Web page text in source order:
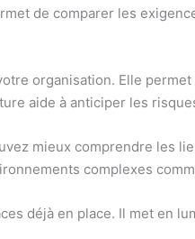
de comparer les
organisation. Elle
aide à anticiper les
mieux comprendre les
complexes
déjà en place. Il met en